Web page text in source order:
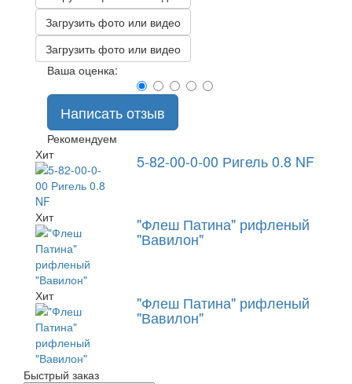
Загрузить фото или видео
Загрузить фото или видео
Ваша оценка:
Написать отзыв
Рекомендуем
Хит
5-82-00-0-00 Ригель 0.8 NF
Хит "Флеш Патина" рифленый
"Вавилон"
Хит "Флеш Патина" рифленый
"Вавилон"
Быстрый заказ